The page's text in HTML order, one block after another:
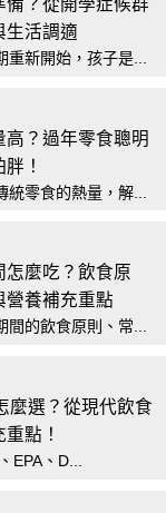
備？從開學症候群
生活調適
重新開始，孩子是...
高？過年零食聰明
！
統零食的熱量，解...
怎麼吃？飲食原
營養補充重點
間的飲食原則、常...
麼選？從現代飲食
點！
EPA、D...